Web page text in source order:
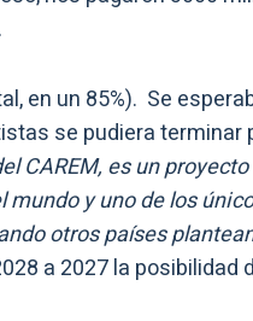
en un 85%). Se
se pudiera terminar
CAREM, es un
mundo y uno de los
otros países
a 2027 la posibilidad